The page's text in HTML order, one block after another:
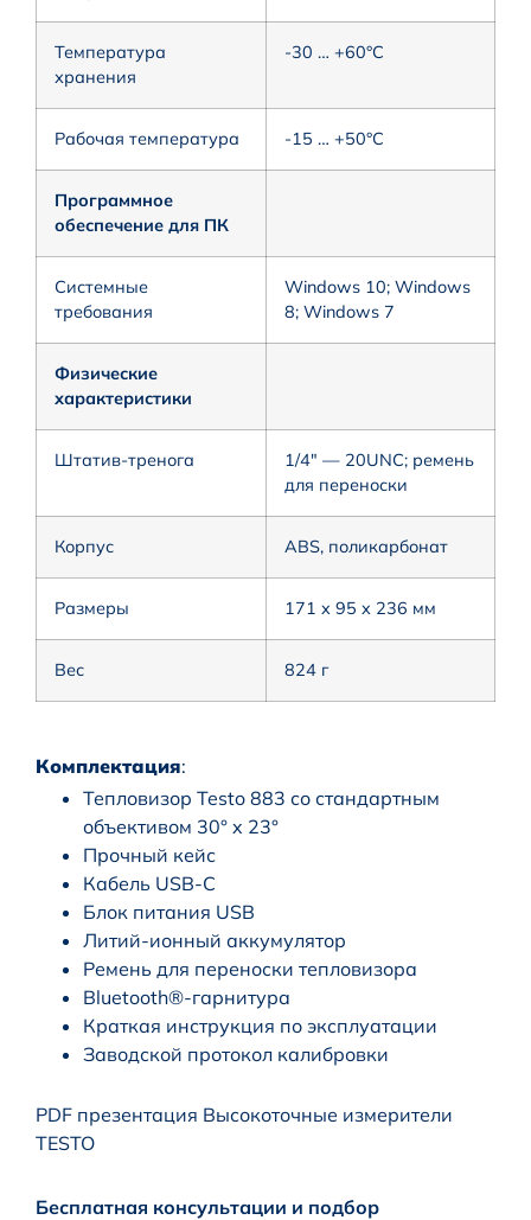
Температура
хранения
-30 … +60°C
Рабочая температура -15 … +50°C
Программное
обеспечение для ПК
Системные
требования
Windows 10; Windows
8; Windows 7
Физические
характеристики
Штатив-тренога
1/4″ — 20UNC; ремень
для переноски
Корпус ABS, поликарбонат
Размеры 171 x 95 x 236 мм
Вес 824 г
Комплектация:
Тепловизор Testo 883 со стандартным
объективом 30° x 23°
Прочный кейс
Кабель USB-C
Блок питания USB
Литий-ионный аккумулятор
Ремень для переноски тепловизора
Bluetooth®-гарнитура
Краткая инструкция по эксплуатации
Заводской протокол калибровки
PDF презентация Высокоточные измерители
TESTO
Бесплатная консультации и подбор